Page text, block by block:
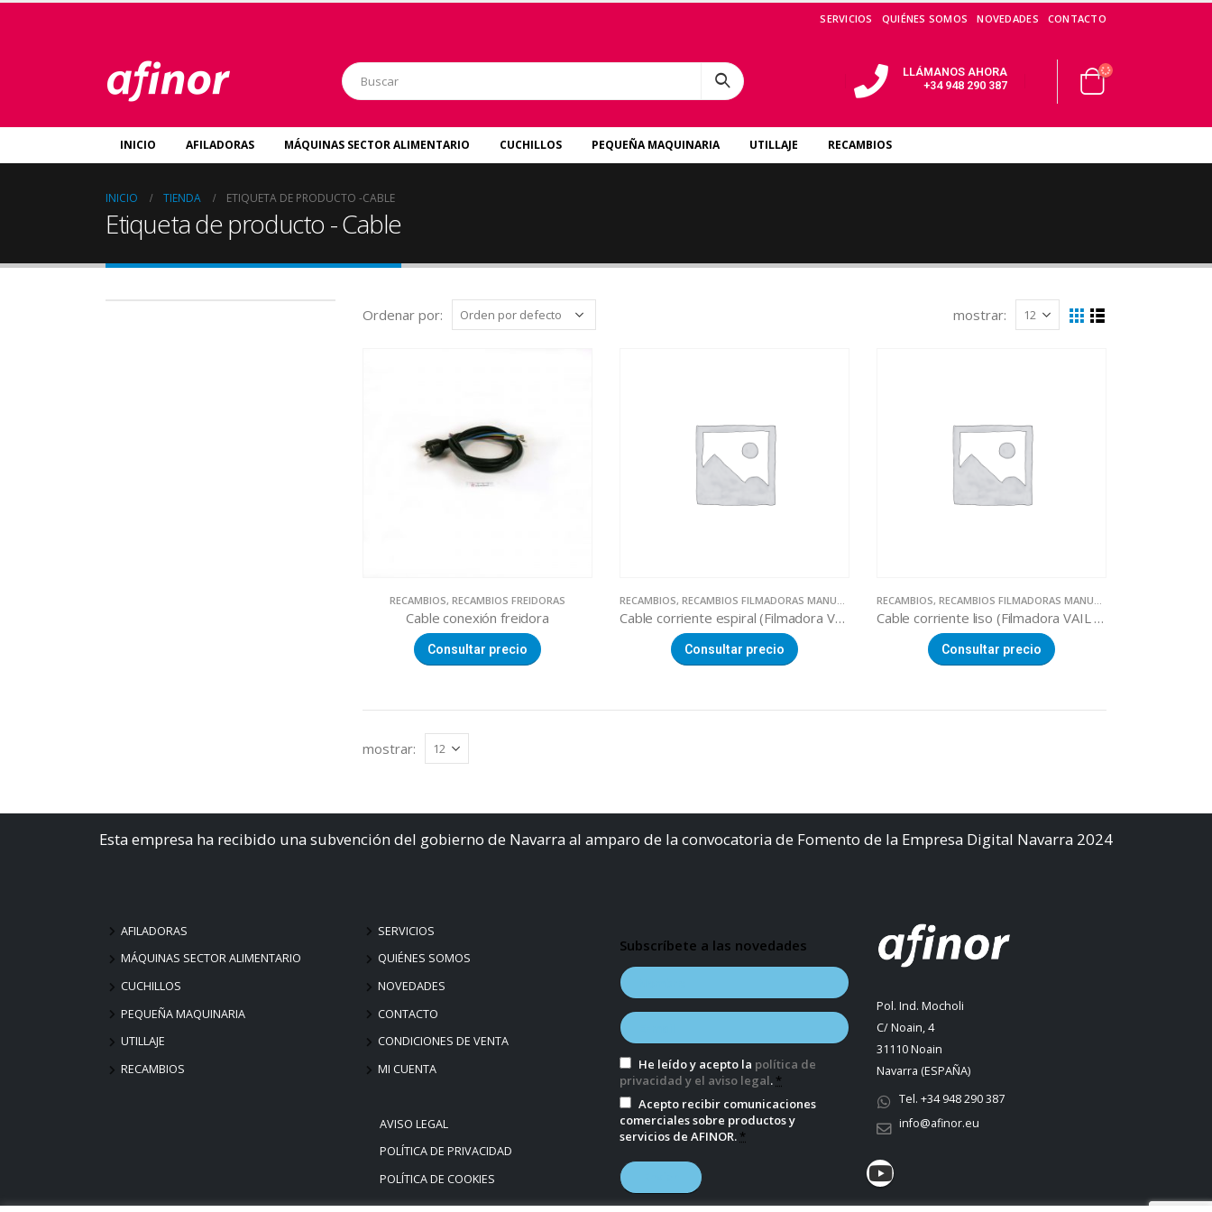
SERVICIOS QUIÉNES SOMOS NOVEDADES CONTACTO
LLÁMANOS AHORA
+34 948 290 387
INICIO AFILADORAS MÁQUINAS SECTOR ALIMENTARIO CUCHILLOS PEQUEÑA MAQUINARIA UTILLAJE RECAMBIOS
INICIO TIENDA ETIQUETA DE PRODUCTO -CABLE
Etiqueta de producto - Cable
Ordenar por: mostrar:
RECAMBIOS, RECAMBIOS FREIDORAS
Cable conexión freidora
Consultar precio
RECAMBIOS, RECAMBIOS FILMADORAS MANUALES
Cable corriente espiral (Filmadora VAIL 460 / HW-450)
Consultar precio
RECAMBIOS, RECAMBIOS FILMADORAS MANUALES
Cable corriente liso (Filmadora VAIL 460 / HW-450)
Consultar precio
mostrar:
Esta empresa ha recibido una subvención del gobierno de Navarra al amparo de la convocatoria de Fomento de la Empresa Digital Navarra 2024
AFILADORAS
MÁQUINAS SECTOR ALIMENTARIO
CUCHILLOS
PEQUEÑA MAQUINARIA
UTILLAJE
RECAMBIOS
SERVICIOS
QUIÉNES SOMOS
NOVEDADES
CONTACTO
CONDICIONES DE VENTA
MI CUENTA
AVISO LEGAL
POLÍTICA DE PRIVACIDAD
POLÍTICA DE COOKIES
Subscríbete a las novedades
He leído y acepto la política de
privacidad y el aviso legal. *
Acepto recibir comunicaciones
comerciales sobre productos y
servicios de AFINOR. *
Pol. Ind. Mocholi
C/ Noain, 4
31110 Noain
Navarra (ESPAÑA)
Tel. +34 948 290 387
info@afinor.eu